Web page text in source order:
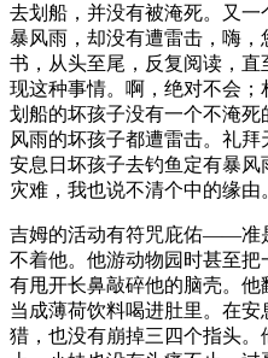
去划船，并没有被淹死。又
暴风雨，却没有遭雷击，嗨
书，从头至尾，反复阅读，
现这种事情。啊，绝对不会
划船的坏孩子没有一个不淹
风雨的坏孩子都遭雷击。礼拜
安息日坏孩子去钓鱼定有暴
灾难，我也说不清个中的缘由
吉姆的活动有符咒庇佑——准
不着他。他游动物园时甚至
有甩开长鼻敲碎他的脑壳。
当成薄荷饮料喝进肚里。在
猎，也没有崩掉三四个指头